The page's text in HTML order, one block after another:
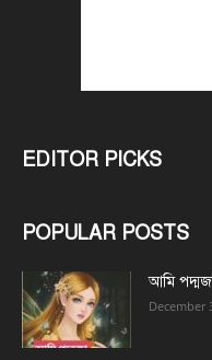
EDITOR PICKS
POPULAR POSTS
আমি
December